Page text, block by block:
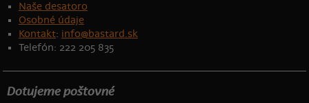
Naše desatoro
Osobné údaje
Kontakt: info@bastard.sk
Telefón: 222 205 835
Dotujeme poštovné